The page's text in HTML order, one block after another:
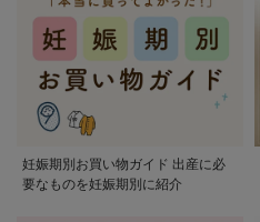
妊娠期別お買い物ガイド 出産に必
要なものを妊娠期別に紹介